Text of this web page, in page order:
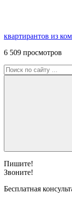
квартирантов из
6 509 просмотров
Пишите!
Звоните!
Бесплатная